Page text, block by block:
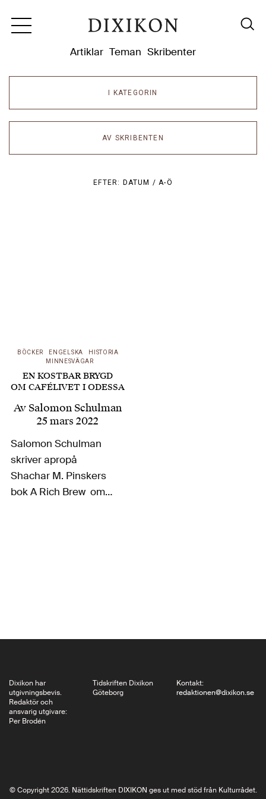
Artiklar Teman Skribenter
I KATEGORIN
AV SKRIBENTEN
EFTER: DATUM /A-Ö
BÖCKER ENGELSKA
HISTORIA
MINNESVÄGAR
EN KOSTBAR BRYGD
OM CAFÉLIVET I ODESSA
Av Salomon Schulman
25 mars 2022
Salomon Schulman
skriver apropå
Shachar M. Pinskers
bok A Rich Brew om
Aleichem, Nachman
Dixikon har
utgivningsbevis.
Redaktör och
ansvarig utgivare:
Per Brodén
Tidskriften Dixikon
Göteborg
Kontakt:
redaktionen@dixikon.se
© Copyright 2026. Nättidskriften DIXIKON ges ut med stöd från Kulturrådet.